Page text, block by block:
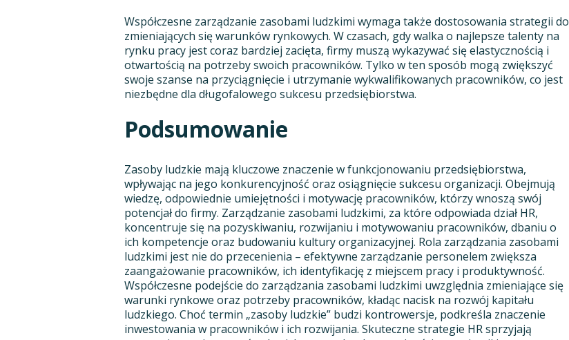
Współczesne zarządzanie zasobami ludzkimi wymaga także dostosowania strategii do
zmieniających się warunków rynkowych. W czasach, gdy walka o najlepsze talenty na
rynku pracy jest coraz bardziej zacięta, firmy muszą wykazywać się elastycznością i
otwartością na potrzeby swoich pracowników. Tylko w ten sposób mogą zwiększyć
swoje szanse na przyciągnięcie i utrzymanie wykwalifikowanych pracowników, co jest
niezbędne dla długofalowego sukcesu przedsiębiorstwa.
Podsumowanie
Zasoby ludzkie mają kluczowe znaczenie w funkcjonowaniu przedsiębiorstwa,
wpływając na jego konkurencyjność oraz osiągnięcie sukcesu organizacji. Obejmują
wiedzę, odpowiednie umiejętności i motywację pracowników, którzy wnoszą swój
potencjał do firmy. Zarządzanie zasobami ludzkimi, za które odpowiada dział HR,
koncentruje się na pozyskiwaniu, rozwijaniu i motywowaniu pracowników, dbaniu o
ich kompetencje oraz budowaniu kultury organizacyjnej. Rola zarządzania zasobami
ludzkimi jest nie do przecenienia – efektywne zarządzanie personelem zwiększa
zaangażowanie pracowników, ich identyfikację z miejscem pracy i produktywność.
Współczesne podejście do zarządzania zasobami ludzkimi uwzględnia zmieniające się
warunki rynkowe oraz potrzeby pracowników, kładąc nacisk na rozwój kapitału
ludzkiego. Choć termin „zasoby ludzkie” budzi kontrowersje, podkreśla znaczenie
inwestowania w pracowników i ich rozwijania. Skuteczne strategie HR sprzyjają